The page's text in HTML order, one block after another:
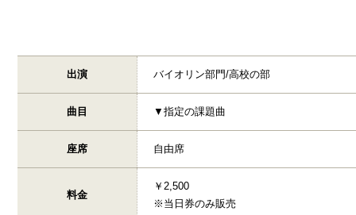
出演 バイオリン部門/高校の部
曲目 ▼指定の課題曲
座席 自由席
料金
￥2,500
※当日券のみ販売